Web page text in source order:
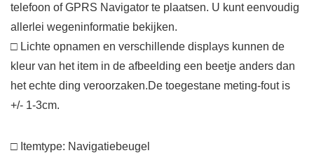
telefoon of GPRS Navigator te plaatsen. U kunt eenvoudig
allerlei wegeninformatie bekijken.
□ Lichte opnamen en verschillende displays kunnen de
kleur van het item in de afbeelding een beetje anders dan
het echte ding veroorzaken.De toegestane meting-fout is
+/- 1-3cm.
□ Itemtype: Navigatiebeugel